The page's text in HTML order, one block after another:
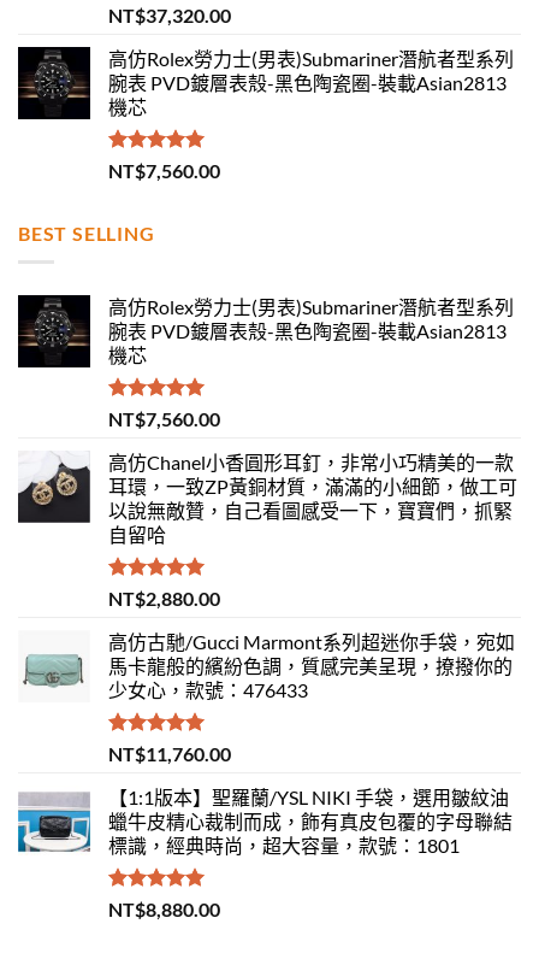
評分5.00
滿分 5
NT$37,320.00
高仿Rolex勞力士(男表)Submariner潛航者型系列
腕表 PVD鍍層表殼-黑色陶瓷圈-裝載Asian2813
機芯
評分 5.00
滿分 5
NT$7,560.00
BEST SELLING
高仿Rolex勞力士(男表)Submariner潛航者型系列
腕表 PVD鍍層表殼-黑色陶瓷圈-裝載Asian2813
機芯
評分 5.00
滿分 5
NT$7,560.00
高仿Chanel小香圓形耳釘，非常小巧精美的一款
耳環，一致ZP黃銅材質，滿滿的小細節，做工可
以說無敵贊，自己看圖感受一下，寶寶們，抓緊
自留哈
評分 5.00
滿分 5
NT$2,880.00
高仿古馳/Gucci Marmont系列超迷你手袋，宛如
馬卡龍般的繽紛色調，質感完美呈現，撩撥你的
少女心，款號：476433
評分5.00
滿分 5
NT$11,760.00
【1:1版本】聖羅蘭/YSL NIKI 手袋，選用皺紋油
蠟牛皮精心裁制而成，飾有真皮包覆的字母聯結
標識，經典時尚，超大容量，款號：1801
評分 5.00
滿分 5
NT$8,880.00